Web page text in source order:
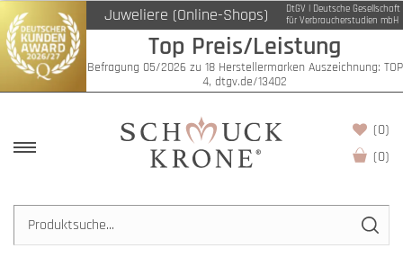
Juweliere (Online-Shops)
DtGV | Deutsche Gesellschaft
für Verbraucherstudien mbH
Top Preis/Leistung
Befragung 05/2026 zu 18 Herstellermarken Auszeichnung: TOP
4, dtgv.de/13402
(0)
(0)